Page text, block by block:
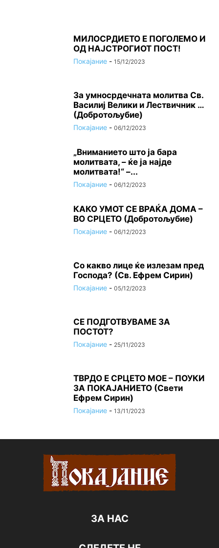
МИЛОСРДИЕТО Е ПОГОЛЕМО И
ОД НАЈСТРОГИОТ ПОСТ!
Покајание - 15/12/2023
За умносрдечната молитва Св.
Василиј Велики и Лествичник …
(Добротољубие)
Покајание - 06/12/2023
„Вниманието што jа бара
молитвата, – ќе jа најде
молитвата!“ –...
Покајание - 06/12/2023
КАКО УМОТ СЕ ВРАЌА ДОМА –
ВО СРЦЕТО (Добротољубие)
Покајание - 06/12/2023
Со какво лице ќе излезам пред
Господа? (Св. Ефрем Сирин)
Покајание - 05/12/2023
СЕ ПОДГОТВУВАМЕ ЗА
ПОСТОТ?
Покајание - 25/11/2023
ТВРДО Е СРЦЕТО МОЕ – ПОУКИ
ЗА ПОКАЈАНИЕТО (Свети
Ефрем Сирин)
Покајание - 13/11/2023
ЗА НАС